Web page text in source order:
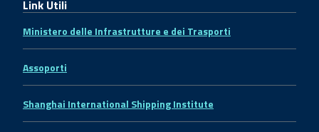
Link Utili
Ministero delle Infrastrutture e dei Trasporti
Assoporti
Shanghai International Shipping Institute